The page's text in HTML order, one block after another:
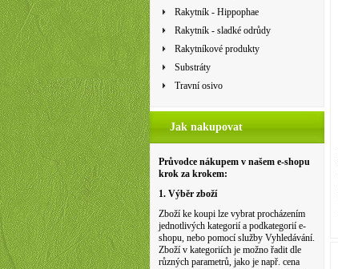
Rakytník - Hippophae
Rakytník - sladké odrůdy
Rakytníkové produkty
Substráty
Travní osivo
Jak nakupovat
Průvodce nákupem v našem e-shopu
krok za krokem:
1. Výběr zboží
Zboží ke koupi lze vybrat procházením
jednotlivých kategorií a podkategorií e-
shopu, nebo pomocí služby Vyhledávání.
Zboží v kategoriích je možno řadit dle
různých parametrů, jako je např. cena